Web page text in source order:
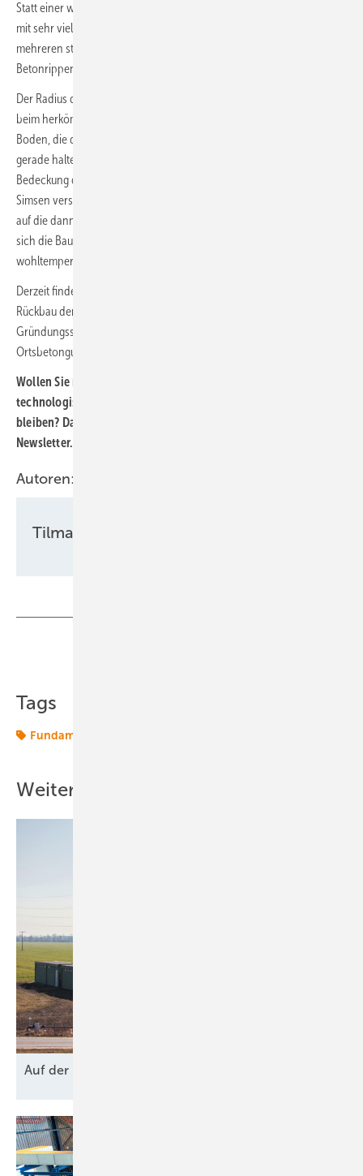
Statt einer wie im Fundament-Ortbetonguss gewölbten Betonkuppel
mit sehr viel Beton- und Stahlmasse besteht diese Struktur aus
mehreren sternförmig oder eben wurzelförmig ausgreifenden
Betonrippen.
Der Radius des Fundaments kann leicht umfangreicher ausfallen als
beim herkömmlichen Fundament. Doch die benötigte Masse im
Boden, die das gigantische und den Windkräften ausgesetzte Bauwerk
gerade halten muss, besorgen sich die Entwickler mit umso mehr
Bedeckung durch den Erdaushub. So legen sie zwischen die mit
Simsen versehenen Betonrippen sogenannte Lastverteilplatten aus,
auf die dann die Erdmassen drücken. Mit Standard-Lastwagen lassen
sich die Bauteile anfahren. Der Betonvorguss in einer
wohltemperierten Halle soll den Sanierungsbedarf reduzieren.
Derzeit finde der Zertifizierungsprozess statt, teilte RWE mit. Bei einem
Rückbau der Windenergieanlage nach Ihrer Nutzung werde sich die
Gründungsstruktur auch viel leichter als klassische
Ortsbetongussformen aus dem Boden entfernen lassen.
Wollen Sie regelmäßig über die wichtigsten und interessantesten
technologischen Entwicklungen der Windkraft informiert
bleiben? Dann buchen Sie doch unseren kostenlosen
Newsletter.
Autoren:
Tilman Weber
Tags
Fundament
Weitere Inhalte
Auf der